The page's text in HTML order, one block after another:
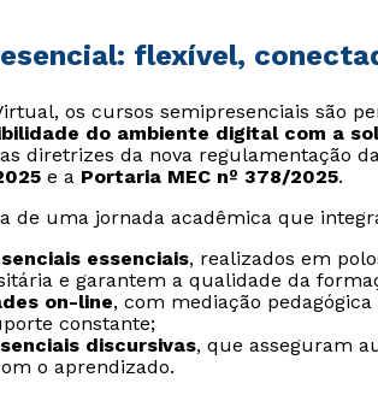
flexível,
os cursos semipresenciais são
do ambiente digital com a
diretrizes da nova regulamentação
e a Portaria MEC nº 378/2025.
de uma jornada acadêmica que
essenciais, realizados em
e garantem a qualidade da
on-line, com mediação
constante;
discursivas, que asseguram
o aprendizado.